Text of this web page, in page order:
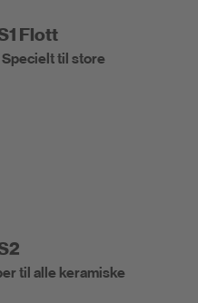
Flott
til store
til alle keramiske